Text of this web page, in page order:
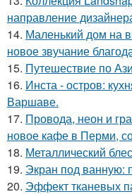
направление
14. Маленький дом на
новое звучание
15. Путешествие по
16. Инста - остров:
Варшаве.
17. Провода, неон и
новое кафе в Перми,
18. Металлический
19. Экран под ванную:
20. Эффект тканевых